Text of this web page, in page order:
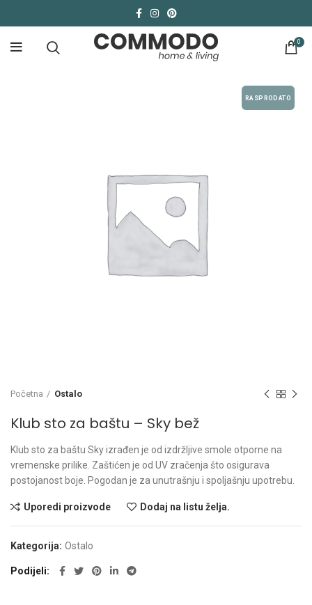
0
RASPRODATO
Početna Ostalo
Klub sto za baštu – Sky bež
Klub sto za baštu Sky izrađen je od izdržljive smole otporne na
vremenske prilike. Zaštićen je od UV zračenja što osigurava
postojanost boje. Pogodan je za unutrašnju i spoljašnju upotrebu.
Uporedi proizvode Dodaj na listu želja.
Kategorija: Ostalo
Podijeli